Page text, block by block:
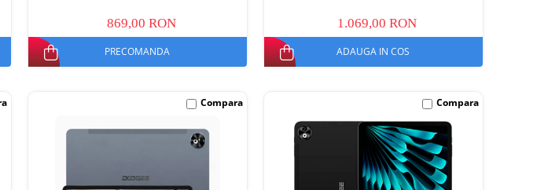
869,00 RON
PRECOMANDA
1.069,00 RON
ADAUGA IN COS
Compara Compara